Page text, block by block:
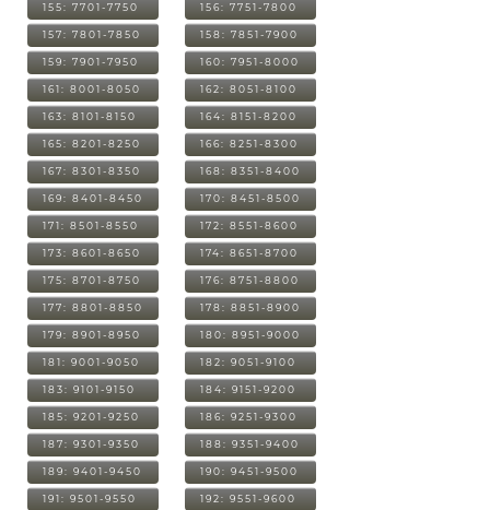
155: 7701-7750 156: 7751-7800
157: 7801-7850 158: 7851-7900
159: 7901-7950 160: 7951-8000
161: 8001-8050 162: 8051-8100
163: 8101-8150 164: 8151-8200
165: 8201-8250 166: 8251-8300
167: 8301-8350 168: 8351-8400
169: 8401-8450 170: 8451-8500
171: 8501-8550 172: 8551-8600
173: 8601-8650 174: 8651-8700
175: 8701-8750 176: 8751-8800
177: 8801-8850 178: 8851-8900
179: 8901-8950 180: 8951-9000
181: 9001-9050 182: 9051-9100
183: 9101-9150 184: 9151-9200
185: 9201-9250 186: 9251-9300
187: 9301-9350 188: 9351-9400
189: 9401-9450 190: 9451-9500
191: 9501-9550 192: 9551-9600